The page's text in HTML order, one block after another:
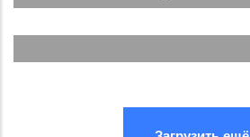
Южные Резиденции